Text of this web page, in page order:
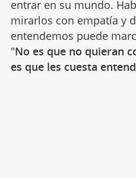
entrar en su mundo.
mirarlos con empatía y
entendemos puede
"No es que no quieran
es que les cuesta